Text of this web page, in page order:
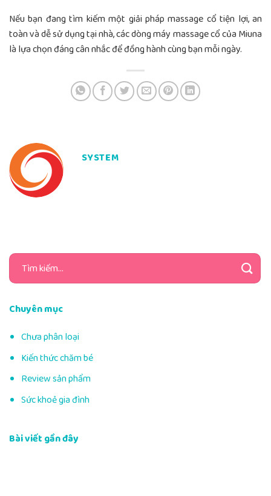
Nếu bạn đang tìm kiếm một giải pháp massage cổ tiện lợi, an
toàn và dễ sử dụng tại nhà, các dòng máy massage cổ của Miuna
là lựa chọn đáng cân nhắc để đồng hành cùng bạn mỗi ngày.
SYSTEM
Tìm
kiếm:
Chuyên mục
Chưa phân loại
Kiến thức chăm bé
Review sản phẩm
Sức khoẻ gia đình
Bài viết gần đây